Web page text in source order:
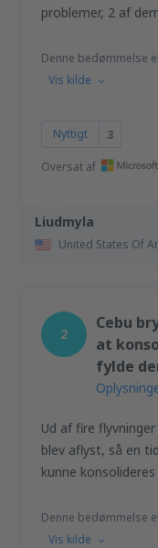
Liudmyla
United States Of
problemer, 2 af
Denne bedømmelse
Vis kilde
Nyttigt 3
Oversat af
2
Cebu
at
fylde
Ud af fire
blev aflyst, så en
kunne
Denne bedømmelse
Vis kilde